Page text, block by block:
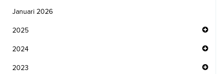
Januari 2026
2025
2024
2023